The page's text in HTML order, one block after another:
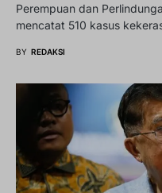
Perempuan dan
mencatat 510 kasus
BY REDAKSI